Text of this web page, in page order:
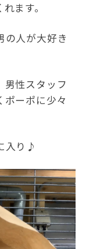
ます。
の人が大好き
男性スタッフ
ポーポに少々
入り♪